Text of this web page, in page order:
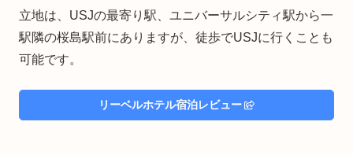
立地は、USJの最寄り駅、ユニバーサルシティ駅から一
駅隣の桜島駅前にありますが、徒歩でUSJに行くことも
可能です。
リーベルホテル宿泊レビュー